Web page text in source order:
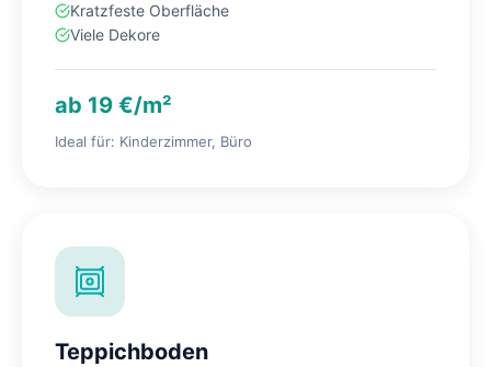
Kratzfeste Oberfläche
Viele Dekore
ab 19 €/m²
Ideal für: Kinderzimmer, Büro
Teppichboden